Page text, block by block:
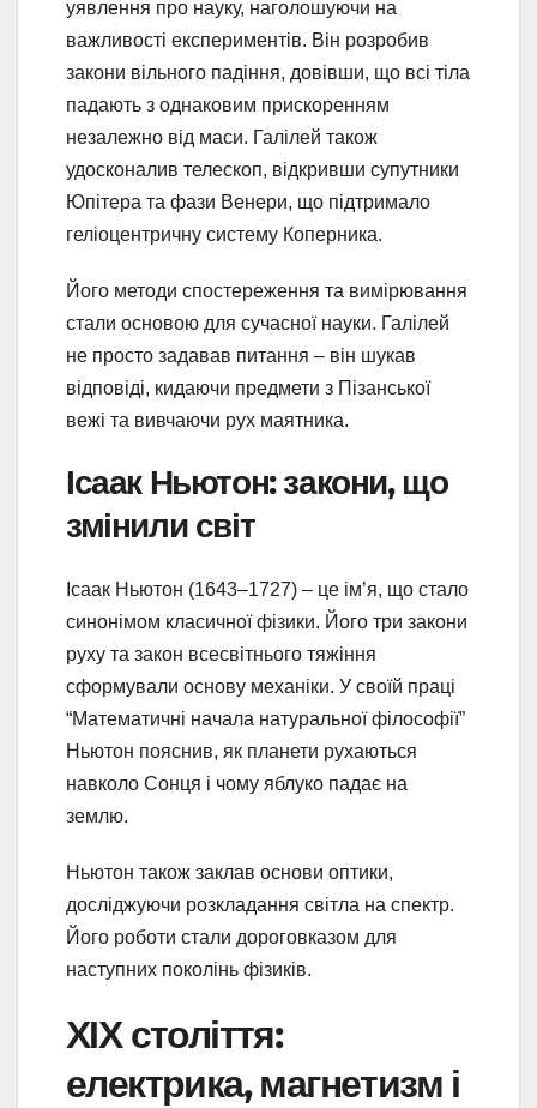
уявлення про науку, наголошуючи на
важливості експериментів. Він розробив
закони вільного падіння, довівши, що всі тіла
падають з однаковим прискоренням
незалежно від маси. Галілей також
удосконалив телескоп, відкривши супутники
Юпітера та фази Венери, що підтримало
геліоцентричну систему Коперника.
Його методи спостереження та вимірювання
стали основою для сучасної науки. Галілей
не просто задавав питання – він шукав
відповіді, кидаючи предмети з Пізанської
вежі та вивчаючи рух маятника.
Ісаак Ньютон: закони, що
змінили світ
Ісаак Ньютон (1643–1727) – це ім’я, що стало
синонімом класичної фізики. Його три закони
руху та закон всесвітнього тяжіння
сформували основу механіки. У своїй праці
“Математичні начала натуральної філософії”
Ньютон пояснив, як планети рухаються
навколо Сонця і чому яблуко падає на
землю.
Ньютон також заклав основи оптики,
досліджуючи розкладання світла на спектр.
Його роботи стали дороговказом для
наступних поколінь фізиків.
ХІХ століття:
електрика, магнетизм і